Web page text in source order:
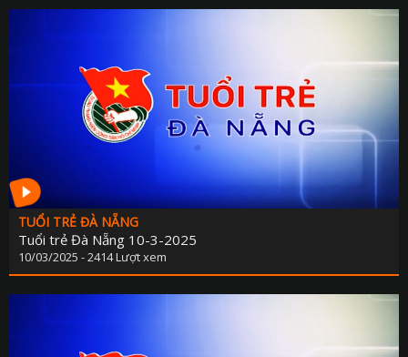
TUỔI TRẺ ĐÀ NẴNG
Tuổi trẻ Đà Nẵng 10-3-2025
10/03/2025 - 2414 Lượt xem